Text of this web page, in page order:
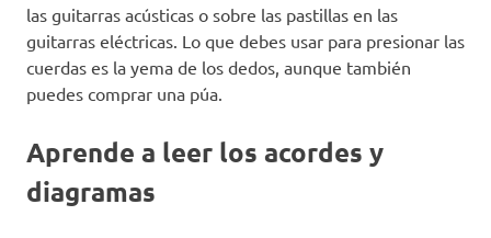
las guitarras acústicas o sobre las pastillas en las
guitarras eléctricas. Lo que debes usar para presionar las
cuerdas es la yema de los dedos, aunque también
puedes comprar una púa.
Aprende a leer los acordes y
diagramas